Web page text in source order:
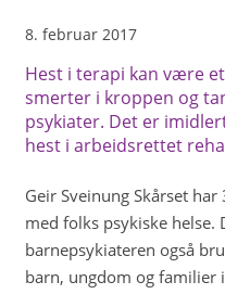
8. februar 2017
Hest i terapi kan være
smerter i kroppen og
psykiater. Det er
hest i arbeidsrettet
Geir Sveinung Skårset
med folks psykiske helse.
barnepsykiateren også
barn, ungdom og familier